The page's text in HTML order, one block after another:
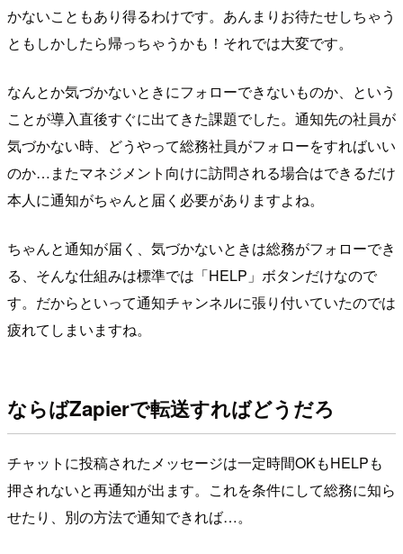
かないこともあり得るわけです。あんまりお待たせしちゃう
ともしかしたら帰っちゃうかも！それでは大変です。
なんとか気づかないときにフォローできないものか、という
ことが導入直後すぐに出てきた課題でした。通知先の社員が
気づかない時、どうやって総務社員がフォローをすればいい
のか…またマネジメント向けに訪問される場合はできるだけ
本人に通知がちゃんと届く必要がありますよね。
ちゃんと通知が届く、気づかないときは総務がフォローでき
る、そんな仕組みは標準では「HELP」ボタンだけなので
す。だからといって通知チャンネルに張り付いていたのでは
疲れてしまいますね。
ならばZapierで転送すればどうだろ
チャットに投稿されたメッセージは一定時間OKもHELPも
押されないと再通知が出ます。これを条件にして総務に知ら
せたり、別の方法で通知できれば…。